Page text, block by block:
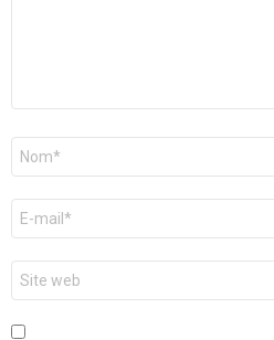
Nom
E-
mail
*
Site
web